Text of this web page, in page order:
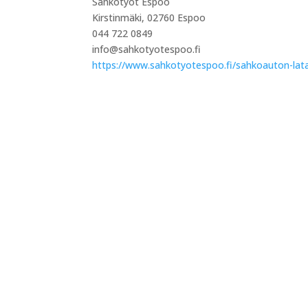
​Kirstinmäki, 02760 Espoo
044 722 0849
info@sahkotyotespoo.fi
https://www.sahkotyotespoo.fi/sahkoauton-